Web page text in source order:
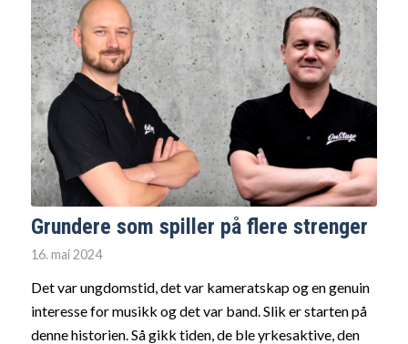
Grundere som spiller på flere strenger
16. mai 2024
Det var ungdomstid, det var kameratskap og en genuin
interesse for musikk og det var band. Slik er starten på
denne historien. Så gikk tiden, de ble yrkesaktive, den